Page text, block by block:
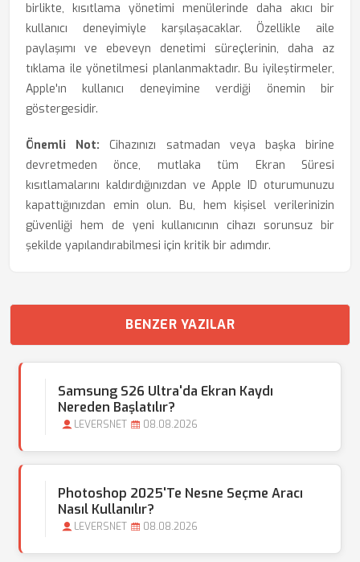
birlikte, kısıtlama yönetimi menülerinde daha akıcı bir
kullanıcı deneyimiyle karşılaşacaklar. Özellikle aile
paylaşımı ve ebeveyn denetimi süreçlerinin, daha az
tıklama ile yönetilmesi planlanmaktadır. Bu iyileştirmeler,
Apple'ın kullanıcı deneyimine verdiği önemin bir
göstergesidir.
Önemli Not: Cihazınızı satmadan veya başka birine
devretmeden önce, mutlaka tüm Ekran Süresi
kısıtlamalarını kaldırdığınızdan ve Apple ID oturumunuzu
kapattığınızdan emin olun. Bu, hem kişisel verilerinizin
güvenliği hem de yeni kullanıcının cihazı sorunsuz bir
şekilde yapılandırabilmesi için kritik bir adımdır.
BENZER YAZILAR
Samsung S26 Ultra'da Ekran Kaydı
Nereden Başlatılır?
LEVERSNET 08.08.2026
Photoshop 2025'te Nesne Seçme Aracı
Nasıl Kullanılır?
LEVERSNET 08.08.2026